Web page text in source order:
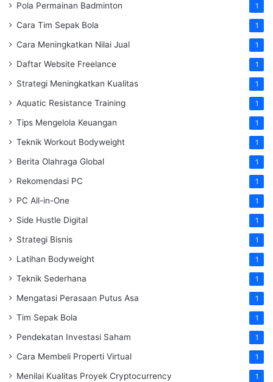
Pola Permainan Badminton 1
Cara Tim Sepak Bola 1
Cara Meningkatkan Nilai Jual 1
Daftar Website Freelance 1
Strategi Meningkatkan Kualitas 1
Aquatic Resistance Training 1
Tips Mengelola Keuangan 1
Teknik Workout Bodyweight 1
Berita Olahraga Global 1
Rekomendasi PC 1
PC All-in-One 1
Side Hustle Digital 1
Strategi Bisnis 1
Latihan Bodyweight 1
Teknik Sederhana 1
Mengatasi Perasaan Putus Asa 1
Tim Sepak Bola 1
Pendekatan Investasi Saham 1
Cara Membeli Properti Virtual 1
Menilai Kualitas Proyek Cryptocurrency 1